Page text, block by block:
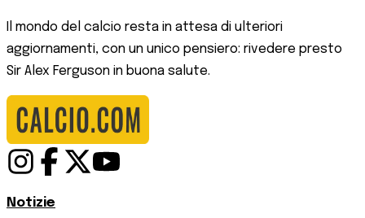
Il mondo del calcio resta in attesa di ulteriori
aggiornamenti, con un unico pensiero: rivedere presto
Sir Alex Ferguson in buona salute.
Notizie